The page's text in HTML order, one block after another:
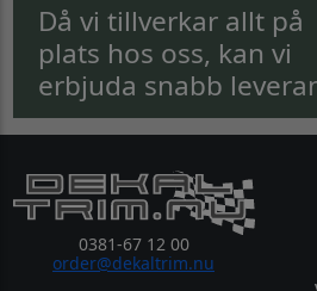
Då vi tillverkar allt på
plats hos oss, kan vi
erbjuda snabb
0381-67 12 00
order@dekaltrim.nu